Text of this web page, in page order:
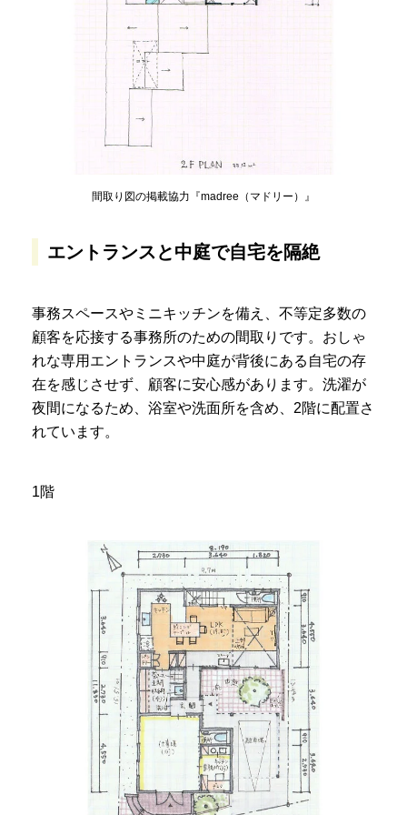
間取り図の掲載協力『madree（マドリー）』
エントランスと中庭で自宅を隔絶
事務スペースやミニキッチンを備え、不等定多数の
顧客を応接する事務所のための間取りです。おしゃ
れな専用エントランスや中庭が背後にある自宅の存
在を感じさせず、顧客に安心感があります。洗濯が
夜間になるため、浴室や洗面所を含め、2階に配置さ
れています。
1階